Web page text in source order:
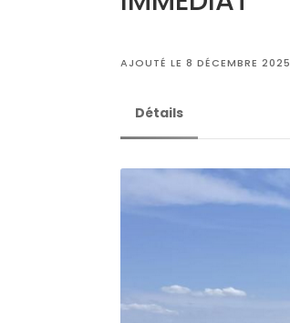
AJOUTÉ LE 8 DÉCEMBRE 2025
Détails